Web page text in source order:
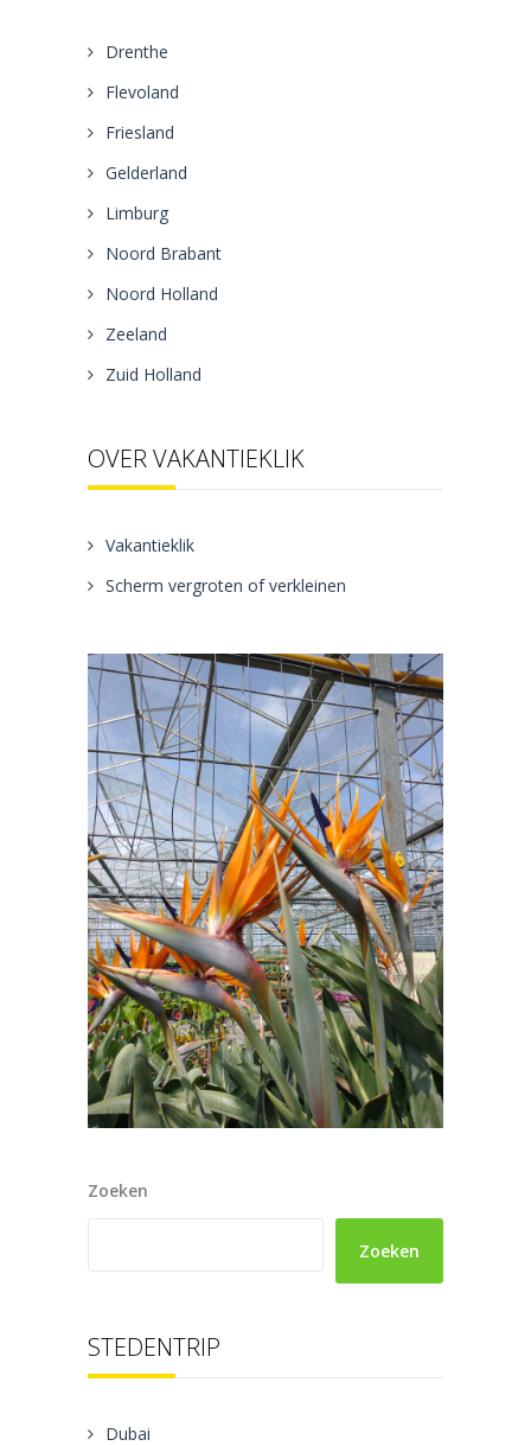
Drenthe
Flevoland
Friesland
Gelderland
Limburg
Noord Brabant
Noord Holland
Zeeland
Zuid Holland
OVER VAKANTIEKLIK
Vakantieklik
Scherm vergroten of verkleinen
Zoeken
Zoeken
STEDENTRIP
Dubai